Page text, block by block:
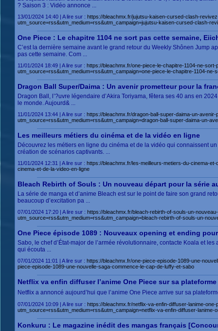
? Saison 3 : Vidéo annonce ...
13/01/2024 14:40 | A lire sur : https://bleachmx.fr/jujutsu-kaisen-cursed-clash-
utm_source=rss&utm_medium=rss&utm_campaign=jujutsu-kaisen-cursed-clash-
One Piece : Le chapitre 1104 ne sort pas cette semaine,
C’est la dernière semaine avant le grand retour du Weekly Shônen Jump
pas cette semaine. Com ...
11/01/2024 18:49 | A lire sur : https://bleachmx.fr/one-piece-le-chapitre-1104-ne-
utm_source=rss&utm_medium=rss&utm_campaign=one-piece-le-chapitre-1104-
Dragon Ball Super/Daima : Un avenir prometteur pour la
Dragon Ball, l’?uvre légendaire d’Akira Toriyama, fêtera ses 40 ans en
le monde. Aujourd& ...
11/01/2024 13:44 | A lire sur : https://bleachmx.fr/dragon-ball-super-daima-un-
utm_source=rss&utm_medium=rss&utm_campaign=dragon-ball-super-daima-un-
Les meilleurs métiers du cinéma et de la vidéo en ligne
Découvrez les métiers en ligne du cinéma et de la vidéo qui connaissent
création de scénarios captivants. ...
11/01/2024 12:31 | A lire sur : https://bleachmx.fr/les-meilleurs-metiers-du-cinema-
cinema-et-de-la-video-en-ligne
Bleach Rebirth of Souls : Un nouveau départ pour la série
La série de manga et d’anime Bleach est sur le point de faire son grand
beaucoup d’excitation pa ...
07/01/2024 17:20 | A lire sur : https://bleachmx.fr/bleach-rebirth-of-souls-un-
utm_source=rss&utm_medium=rss&utm_campaign=bleach-rebirth-of-souls-un-
One Piece épisode 1089 : Nouveaux opening et ending
Sabo, le chef d’État-major de l’armée révolutionnaire, contacte Koala et
qui écouta ...
07/01/2024 11:01 | A lire sur : https://bleachmx.fr/one-piece-episode-1089-une-
piece-episode-1089-une-nouvelle-saga-commence-le-cap-de-luffy-et-sabo
Netflix va enfin diffuser l’anime One Piece sur sa plateforme
Netflix a annoncé aujourd’hui que l’anime One Piece arrive sur sa
07/01/2024 10:09 | A lire sur : https://bleachmx.fr/netflix-va-enfin-diffuser-lanime-
utm_source=rss&utm_medium=rss&utm_campaign=netflix-va-enfin-diffuser-
Konkuru : Le magazine inédit des mangas français